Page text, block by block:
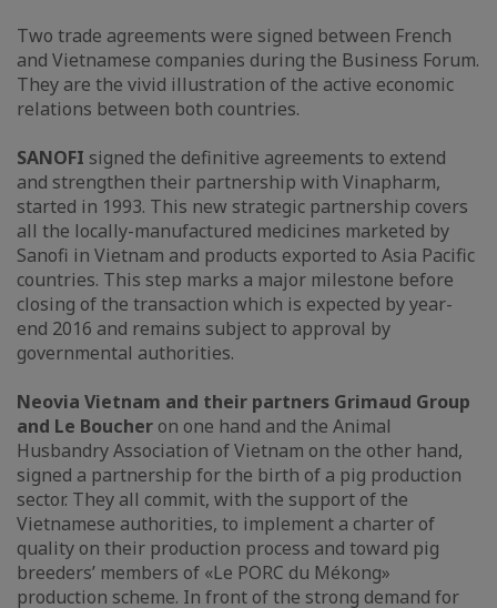
Two trade agreements were signed between French
and Vietnamese companies during the Business Forum.
They are the vivid illustration of the active economic
relations between both countries.
SANOFI signed the definitive agreements to extend
and strengthen their partnership with Vinapharm,
started in 1993. This new strategic partnership covers
all the locally-manufactured medicines marketed by
Sanofi in Vietnam and products exported to Asia Pacific
countries. This step marks a major milestone before
closing of the transaction which is expected by year-
end 2016 and remains subject to approval by
governmental authorities.
Neovia Vietnam and their partners Grimaud Group
and Le Boucher on one hand and the Animal
Husbandry Association of Vietnam on the other hand,
signed a partnership for the birth of a pig production
sector. They all commit, with the support of the
Vietnamese authorities, to implement a charter of
quality on their production process and toward pig
breeders’ members of «Le PORC du Mékong»
production scheme. In front of the strong demand for